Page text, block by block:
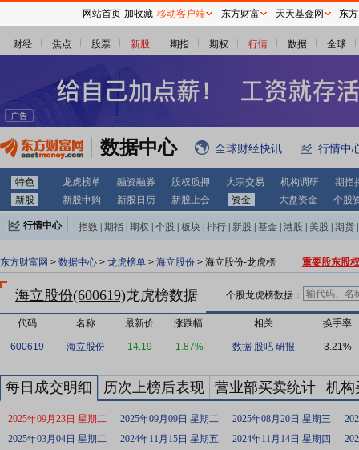
财经 焦点 股票 新股 期指 期权 行情 数据 全球
数据中心 全球财经快讯 行情中
特色 龙虎榜单 融资融券 股权质押 大宗交易 机构调研
期指
新股
新股申购 新股日历 新股上会 资金 大盘资金 个股
行情中心 指数 期指 期权 个股 板块 排行 新股 基金 港股 美股 期货
东方财富网 > 数据中心 > 龙虎榜单 > 海立股份 > 海立股份-龙虎榜 重要股东股
海立股份(600619)龙虎榜数据 个股龙虎榜数据：
代码 名称 最新价 涨跌幅 相关 换手率
600619 海立股份 14.19 -1.87% 数据 股吧 研报 3.21%
每日成交明细 历次上榜后表现 营业部买卖统计 机构
2025年09月23日 星期二 2025年09月09日 星期二 2025年08月20日 星期三
2025年03月04日 星期二
2024年11月15日 星期五 2024年11月14日 星期四
网站首页 加收藏 移动客户端 东方财富 天天基金网 东